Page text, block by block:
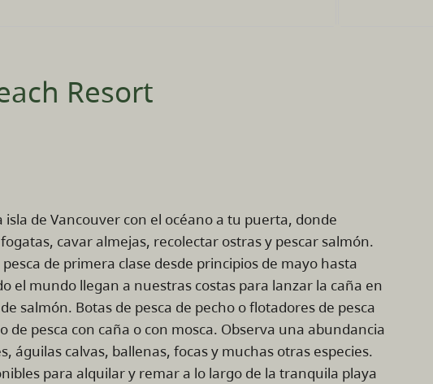
Resort
de Vancouver con el océano a tu puerta, donde
cavar almejas, recolectar ostras y pescar salmón.
de primera clase desde principios de mayo hasta
el mundo llegan a nuestras costas para lanzar la caña en
salmón. Botas de pesca de pecho o flotadores de pesca
pesca con caña o con mosca. Observa una abundancia
águilas calvas, ballenas, focas y muchas otras especies.
para alquilar y remar a lo largo de la tranquila playa